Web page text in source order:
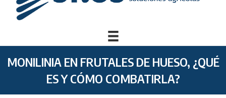
MONILINIA EN FRUTALES DE HUESO, ¿QUÉ
ES Y CÓMO COMBATIRLA?